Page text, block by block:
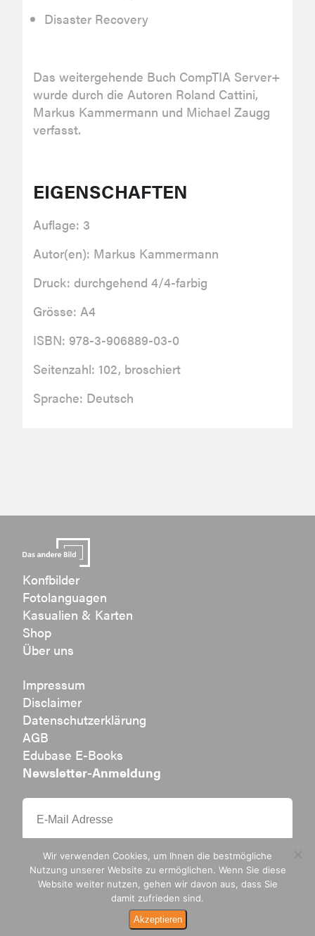
Disaster Recovery
Das weitergehende Buch CompTIA Server+
wurde durch die Autoren Roland Cattini,
Markus Kammermann und Michael Zaugg
verfasst.
EIGENSCHAFTEN
Auflage: 3
Autor(en): Markus Kammermann
Druck: durchgehend 4/4-farbig
Grösse: A4
ISBN: 978-3-906889-03-0
Seitenzahl: 102, broschiert
Sprache: Deutsch
Konfbilder
Fotolanguagen
Kasualien & Karten
Shop
Über uns
Impressum
Disclaimer
Datenschutzerklärung
AGB
Edubase E-Books
Newsletter-Anmeldung
Wir verwenden Cookies, um Ihnen die bestmögliche
Nutzung unserer Website zu ermöglichen. Wenn Sie diese
Website weiter nutzen, gehen wir davon aus, dass Sie
damit zufrieden sind.
Ak­zep­tie­ren